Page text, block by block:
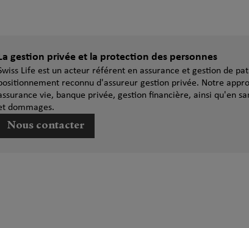
gestion privée et la protection des personnes
Life est un acteur référent en assurance et gestion de
reconnu d'assureur gestion privée. Notre
vie, banque privée, gestion financière, ainsi qu'en
dommages.
Nous contacter